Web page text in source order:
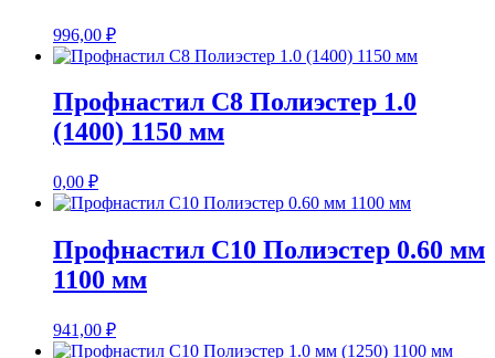
996,00 ₽
Профнастил С8 Полиэстер 1.0
(1400) 1150 мм
0,00 ₽
Профнастил С10 Полиэстер 0.60 мм
1100 мм
941,00 ₽